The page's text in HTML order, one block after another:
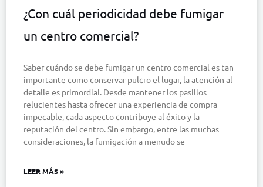
¿Con cuál periodicidad debe fumigar
un centro comercial?
Saber cuándo se debe fumigar un centro comercial es tan
importante como conservar pulcro el lugar, la atención al
detalle es primordial. Desde mantener los pasillos
relucientes hasta ofrecer una experiencia de compra
impecable, cada aspecto contribuye al éxito y la
reputación del centro. Sin embargo, entre las muchas
consideraciones, la fumigación a menudo se
LEER MÁS »